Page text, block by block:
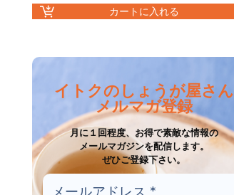
カートに入れる
イトクのしょうが屋さん
メルマガ登録
月に１回程度、お得で素敵な情報の
メールマガジンを配信します。
ぜひご登録下さい。